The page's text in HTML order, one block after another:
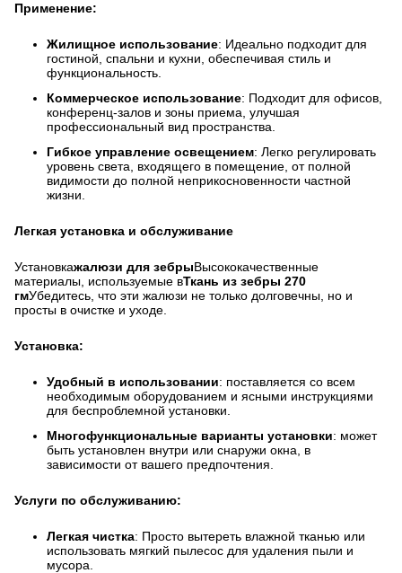
Применение:
Жилищное использование: Идеально подходит для
гостиной, спальни и кухни, обеспечивая стиль и
функциональность.
Коммерческое использование: Подходит для офисов,
конференц-залов и зоны приема, улучшая
профессиональный вид пространства.
Гибкое управление освещением: Легко регулировать
уровень света, входящего в помещение, от полной
видимости до полной неприкосновенности частной
жизни.
Легкая установка и обслуживание
Установкажалюзи для зебрыВысококачественные
материалы, используемые вТкань из зебры 270
гмУбедитесь, что эти жалюзи не только долговечны, но и
просты в очистке и уходе.
Установка:
Удобный в использовании: поставляется со всем
необходимым оборудованием и ясными инструкциями
для беспроблемной установки.
Многофункциональные варианты установки: может
быть установлен внутри или снаружи окна, в
зависимости от вашего предпочтения.
Услуги по обслуживанию:
Легкая чистка: Просто вытереть влажной тканью или
использовать мягкий пылесос для удаления пыли и
мусора.